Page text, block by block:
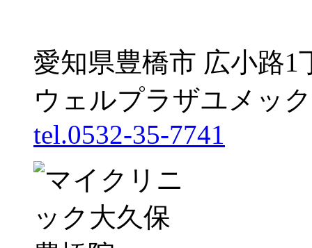
愛知県豊橋市 広小路1
ウェルプラザユメッ
tel.0532-35-7741